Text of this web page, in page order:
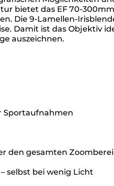
bietet das EF 70-300mm
Die 9-Lamellen-
Damit ist das Objektiv
auszeichnen.
Sportaufnahmen
den gesamten
selbst bei wenig Licht